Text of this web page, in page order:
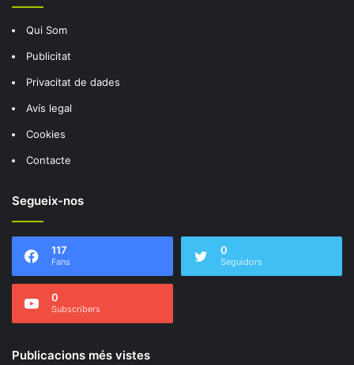
Qui Som
Publicitat
Privacitat de dades
Avís legal
Cookies
Contacte
Segueix-nos
117
Fans
0
Seguidors
0
Subscribers
Publicacions més vistes